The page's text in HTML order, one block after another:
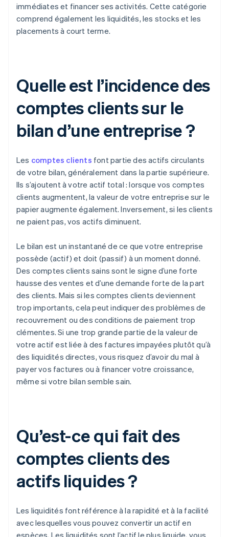
immédiates et financer ses activités. Cette catégorie
comprend également les liquidités, les stocks et les
placements à court terme.
Quelle est l’incidence des
comptes clients sur le
bilan d’une entreprise ?
Les comptes clients font partie des actifs circulants
de votre bilan, généralement dans la partie supérieure.
Ils s’ajoutent à votre actif total : lorsque vos comptes
clients augmentent, la valeur de votre entreprise sur le
papier augmente également. Inversement, si les clients
ne paient pas, vos actifs diminuent.
Le bilan est un instantané de ce que votre entreprise
possède (actif) et doit (passif) à un moment donné.
Des comptes clients sains sont le signe d’une forte
hausse des ventes et d’une demande forte de la part
des clients. Mais si les comptes clients deviennent
trop importants, cela peut indiquer des problèmes de
recouvrement ou des conditions de paiement trop
clémentes. Si une trop grande partie de la valeur de
votre actif est liée à des factures impayées plutôt qu’à
des liquidités directes, vous risquez d’avoir du mal à
payer vos factures ou à financer votre croissance,
même si votre bilan semble sain.
Qu’est-ce qui fait des
comptes clients des
actifs liquides ?
Les liquidités font référence à la rapidité et à la facilité
avec lesquelles vous pouvez convertir un actif en